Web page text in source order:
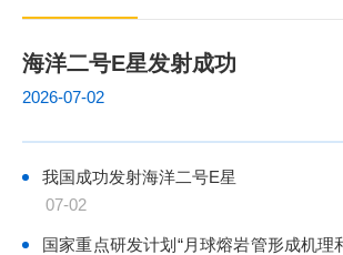
海洋二号E星发射成功
2026-07-02
我国成功发射海洋二号E星
07-02
国家重点研发计划“月球熔岩管形成机理